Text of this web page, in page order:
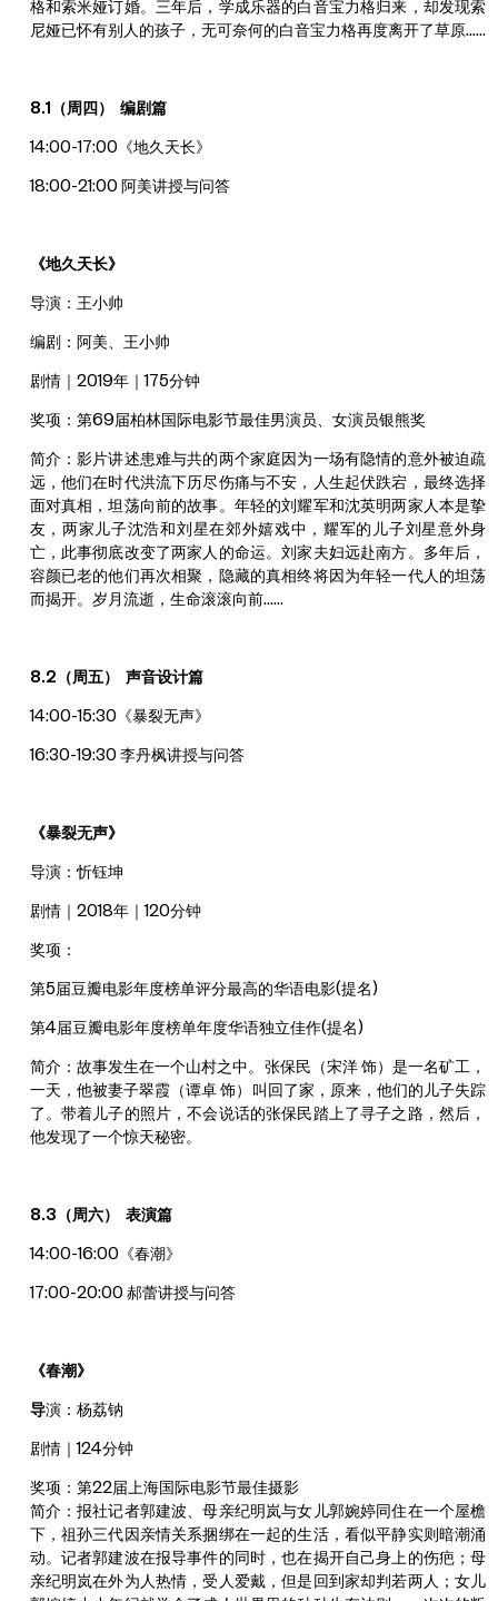
格和索米娅订婚。三年后，学成乐器的白音宝力格归来，却发现索
尼娅已怀有别人的孩子，无可奈何的白音宝力格再度离开了草原……
8.1（周四） 编剧篇
14:00-17:00《地久天长》
18:00-21:00 阿美讲授与问答
《地久天长》
导演：王小帅
编剧：阿美、王小帅
剧情｜2019年｜175分钟
奖项：第69届柏林国际电影节最佳男演员、女演员银熊奖
简介：影片讲述患难与共的两个家庭因为一场有隐情的意外被迫疏
远，他们在时代洪流下历尽伤痛与不安，人生起伏跌宕，最终选择
面对真相，坦荡向前的故事。年轻的刘耀军和沈英明两家人本是挚
友，两家儿子沈浩和刘星在郊外嬉戏中，耀军的儿子刘星意外身
亡，此事彻底改变了两家人的命运。刘家夫妇远赴南方。多年后，
容颜已老的他们再次相聚，隐藏的真相终将因为年轻一代人的坦荡
而揭开。岁月流逝，生命滚滚向前……
8.2（周五） 声音设计篇
14:00-15:30《暴裂无声》
16:30-19:30 李丹枫讲授与问答
《暴裂无声》
导演：忻钰坤
剧情｜2018年｜120分钟
奖项：
第5届豆瓣电影年度榜单评分最高的华语电影(提名)
第4届豆瓣电影年度榜单年度华语独立佳作(提名)
简介：故事发生在一个山村之中。张保民（宋洋 饰）是一名矿工，
一天，他被妻子翠霞（谭卓 饰）叫回了家，原来，他们的儿子失踪
了。带着儿子的照片，不会说话的张保民踏上了寻子之路，然后，
他发现了一个惊天秘密。
8.3（周六） 表演篇
14:00-16:00《春潮》
17:00-20:00 郝蕾讲授与问答
《春潮》
导演：杨荔钠
剧情｜124分钟
奖项：第22届上海国际电影节最佳摄影
简介：报社记者郭建波、母亲纪明岚与女儿郭婉婷同住在一个屋檐
下，祖孙三代因亲情关系捆绑在一起的生活，看似平静实则暗潮涌
动。记者郭建波在报导事件的同时，也在揭开自己身上的伤疤；母
亲纪明岚在外为人热情，受人爱戴，但是回到家却判若两人；女儿